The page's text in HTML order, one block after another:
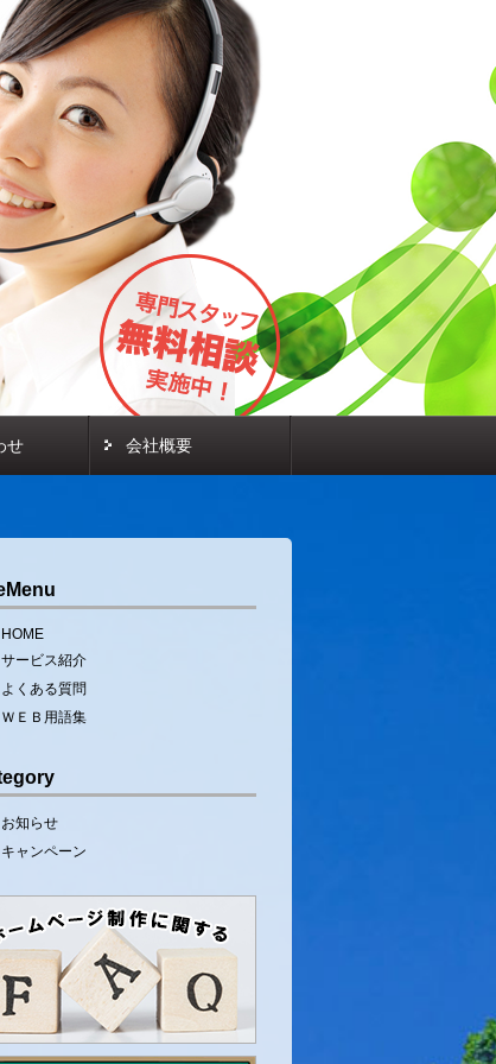
せ 会社概要
HOME
サービス紹介
よくある質問
ＷＥＢ用語集
お知らせ
キャンペーン